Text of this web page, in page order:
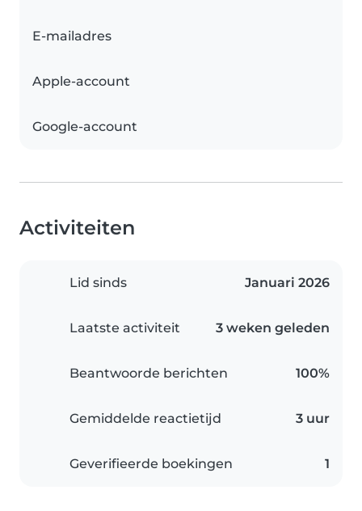
E-mailadres
Apple-account
Google-account
Activiteiten
Lid sinds Januari 2026
Laatste activiteit 3 weken geleden
Beantwoorde berichten 100%
Gemiddelde reactietijd 3 uur
Geverifieerde boekingen 1